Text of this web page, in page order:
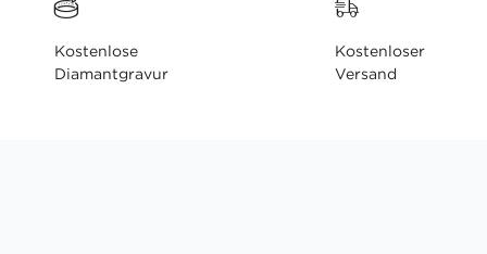
Kostenlose
Diamantgravur
Kostenloser
Versand